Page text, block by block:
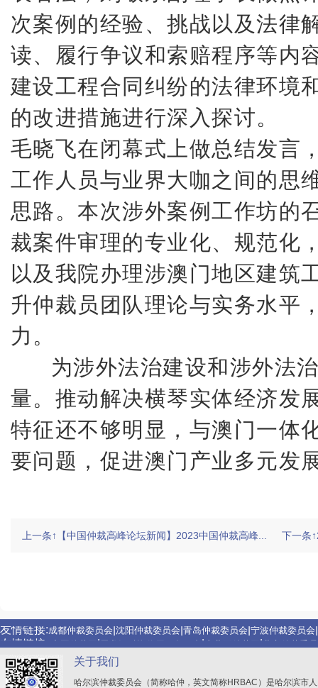
次案例的经验、挑战以及法律
读、履行争议和索赔程序等内
建设工程合同纠纷的法律环境
的改进措施进行深入探讨。
毛晓飞在闭幕式上做总结发言
工作人员与业界大咖之间的思
思路。本次涉外案例工作坊的
裁案件审理的专业化、规范化
以及我院办理涉澳门地区建筑
升仲裁员团队理论与实务水平
力。
为涉外法治建设和涉外法
量。推动解决横琴实体经济发
特征还不够明显，与澳门一体
要问题，促进澳门产业多元发
上一条↑【中国仲裁高峰论坛新闻】2023中国仲裁高峰... 下一条
友情链接: 成都仲裁委员会 |沈阳仲裁委员会 |青岛仲裁委员会 |宁波仲裁委员会 |
友情链接: 中国仲裁网 | 黑龙江融资信用服务平台 | 东北亚仲裁网 | 北京仲裁委
关于我们
哈尔滨仲裁委员会（简称哈仲，英文简称HRBAC）是哈尔滨市